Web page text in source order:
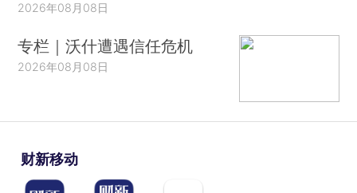
2026年08月08日
专栏｜沃什遭遇信任危机
2026年08月08日
财新移动